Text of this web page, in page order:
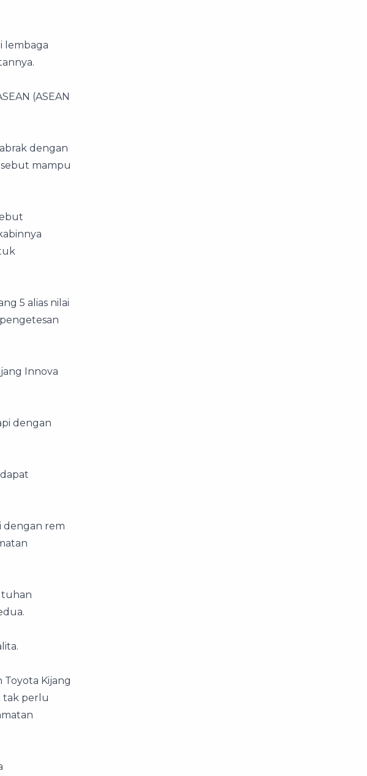
lembaga
(ASEAN
dengan
mampu
5 alias nilai
Innova
dengan
dengan rem
Kijang
tak perlu